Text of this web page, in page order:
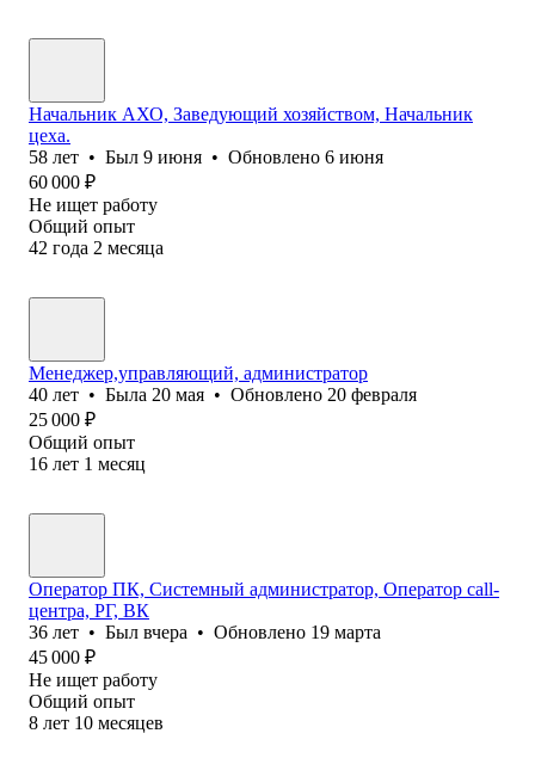
Начальник АХО, Заведующий хозяйством, Начальник
цеха.
58 лет • Был 9 июня • Обновлено 6 июня
60 000 ₽
Не ищет работу
Общий опыт
42 года 2 месяца
Менеджер,управляющий, администратор
40 лет • Была 20 мая • Обновлено 20 февраля
25 000 ₽
Общий опыт
16 лет 1 месяц
Оператор ПК, Системный администратор, Оператор call-
центра, РГ, ВК
36 лет • Был вчера • Обновлено 19 марта
45 000 ₽
Не ищет работу
Общий опыт
8 лет 10 месяцев